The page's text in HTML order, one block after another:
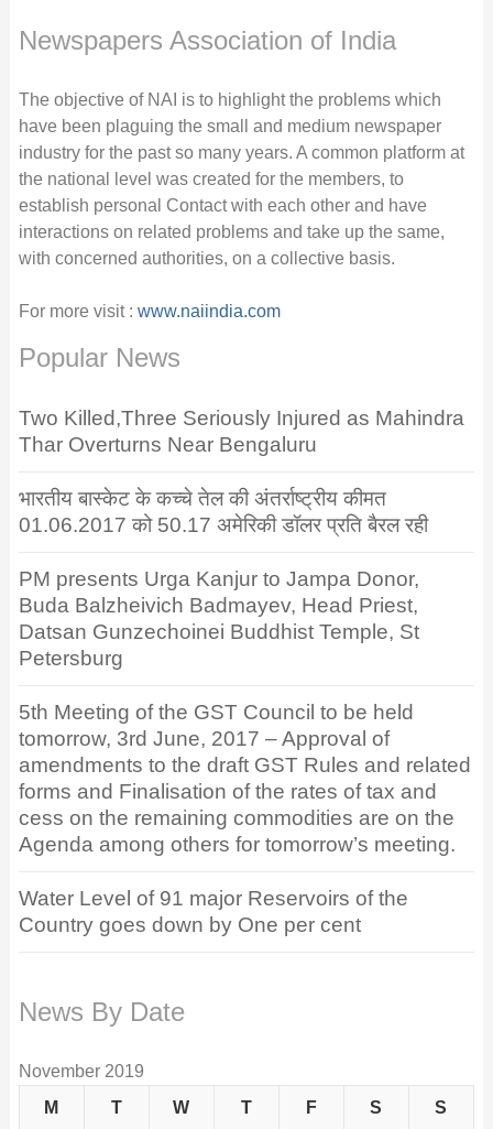
Newspapers Association of India
The objective of NAI is to highlight the problems which
have been plaguing the small and medium newspaper
industry for the past so many years. A common platform at
the national level was created for the members, to
establish personal Contact with each other and have
interactions on related problems and take up the same,
with concerned authorities, on a collective basis.
For more visit : www.naiindia.com
Popular News
Two Killed,Three Seriously Injured as Mahindra
Thar Overturns Near Bengaluru
भारतीय बास्केट के कच्चे तेल की अंतर्राष्ट्रीय कीमत
01.06.2017 को 50.17 अमेरिकी डॉलर प्रति बैरल रही
PM presents Urga Kanjur to Jampa Donor,
Buda Balzheivich Badmayev, Head Priest,
Datsan Gunzechoinei Buddhist Temple, St
Petersburg
5th Meeting of the GST Council to be held
tomorrow, 3rd June, 2017 – Approval of
amendments to the draft GST Rules and related
forms and Finalisation of the rates of tax and
cess on the remaining commodities are on the
Agenda among others for tomorrow’s meeting.
Water Level of 91 major Reservoirs of the
Country goes down by One per cent
News By Date
November 2019
M
T W T F S S